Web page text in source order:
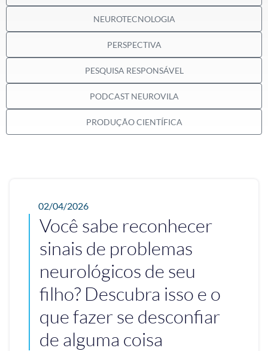
NEUROTECNOLOGIA
PERSPECTIVA
PESQUISA RESPONSÁVEL
PODCAST NEUROVILA
PRODUÇÃO CIENTÍFICA
02/04/2026
Você sabe reconhecer
sinais de problemas
neurológicos de seu
filho? Descubra isso e o
que fazer se desconfiar
de alguma coisa